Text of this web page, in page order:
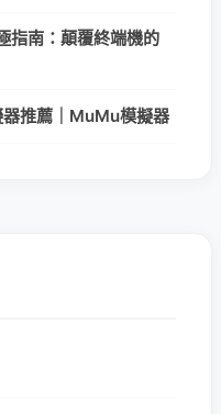
南：顛覆終端機的
推薦｜MuMu模擬器